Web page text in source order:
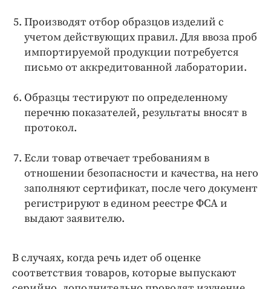
Производят отбор образцов изделий с
учетом действующих правил. Для ввоза проб
импортируемой продукции потребуется
письмо от аккредитованной лаборатории.
Образцы тестируют по определенному
перечню показателей, результаты вносят в
протокол.
Если товар отвечает требованиям в
отношении безопасности и качества, на него
заполняют сертификат, после чего документ
регистрируют в едином реестре ФСА и
выдают заявителю.
В случаях, когда речь идет об оценке
соответствия товаров, которые выпускают